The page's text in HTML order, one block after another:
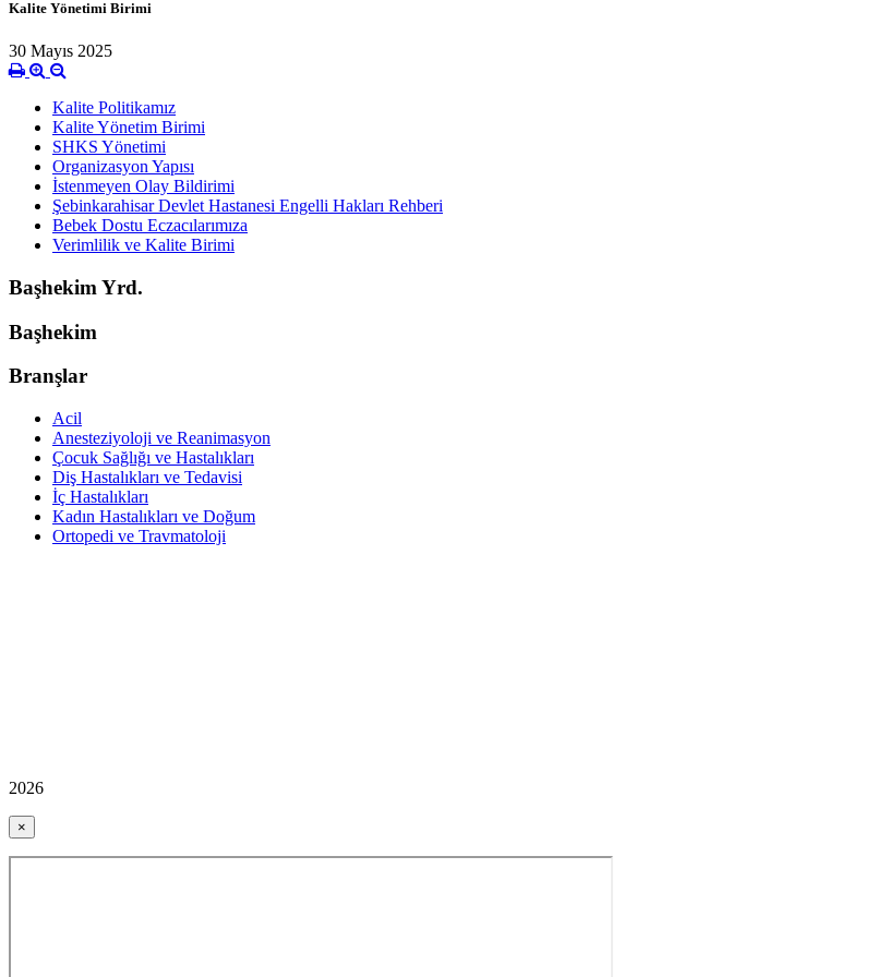
Kalite Yönetimi Birimi
30 Mayıs 2025
Kalite Politikamız
Kalite Yönetim Birimi
SHKS Yönetimi
Organizasyon Yapısı
İstenmeyen Olay Bildirimi
Şebinkarahisar Devlet Hastanesi Engelli Hakları Rehberi
Bebek Dostu Eczacılarımıza
Verimlilik ve Kalite Birimi
Başhekim Yrd.
Başhekim
Branşlar
Acil
Anesteziyoloji ve Reanimasyon
Çocuk Sağlığı ve Hastalıkları
Diş Hastalıkları ve Tedavisi
İç Hastalıkları
Kadın Hastalıkları ve Doğum
Ortopedi ve Travmatoloji
2026
×